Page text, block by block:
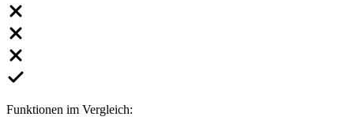
Funktionen im Vergleich: